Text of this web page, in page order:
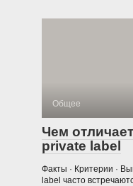
Общее
Чем
private label
Факты · Критерии ·
label часто